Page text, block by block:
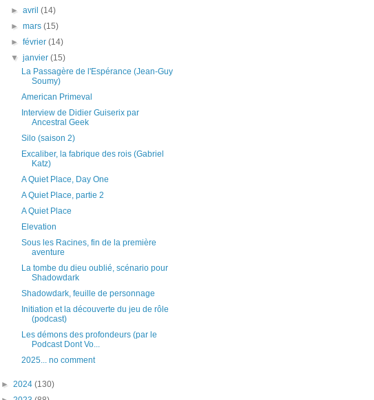
►avril(14)
►mars(15)
►février(14)
▼janvier(15)
La Passagère de l'Espérance (Jean-Guy
Soumy)
American Primeval
Interview de Didier Guiserix par
Ancestral Geek
Silo (saison 2)
Excaliber, la fabrique des rois (Gabriel
Katz)
A Quiet Place, Day One
A Quiet Place, partie 2
A Quiet Place
Elevation
Sous les Racines, fin de la première
aventure
La tombe du dieu oublié, scénario pour
Shadowdark
Shadowdark, feuille de personnage
Initiation et la découverte du jeu de rôle
(podcast)
Les démons des profondeurs (par le
Podcast Dont Vo...
2025... no comment
► 2024 (130)